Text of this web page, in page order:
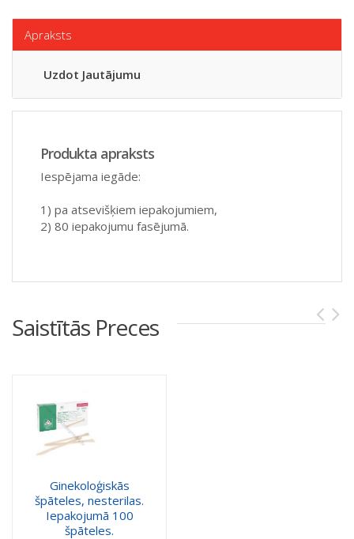
Apraksts
Uzdot Jautājumu
Produkta apraksts
Iespējama iegāde:
1) pa atsevišķiem iepakojumiem,
2) 80 iepakojumu fasējumā.
Saistītās Preces
Ginekoloģiskās
špāteles, nesterilas.
Iepakojumā 100
špāteles.